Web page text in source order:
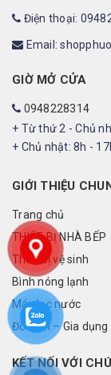
Điện thoại:
Email:
GIỜ MỞ CỬA
0948228314
+ Từ thứ 2 - Chủ
+ Chủ nhật: 8h -
GIỚI THIỆU
Trang chủ
THIẾT BỊ NHÀ BẾP
Thiết bị vệ sinh
Bình nóng lạnh
Máy lọc nước
Đồ điện – Gia dụng
KẾT NỐI VỚI